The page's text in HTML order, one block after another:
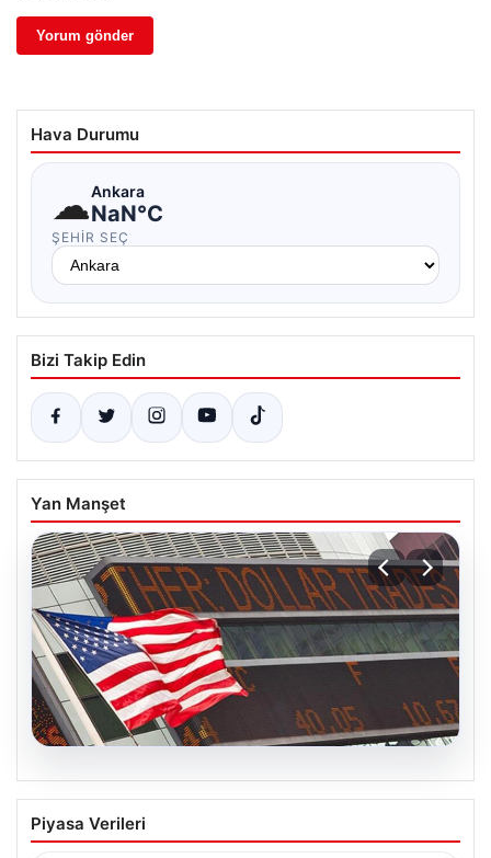
Hava Durumu
☁Ankara
NaN°C
ŞEHIR SEÇ
Bizi Takip Edin
Yan Manşet
FED faiz kararı ne zaman açıklanacak?
Nisan ayı faiz beklentisi belli oldu
Piyasa Verileri